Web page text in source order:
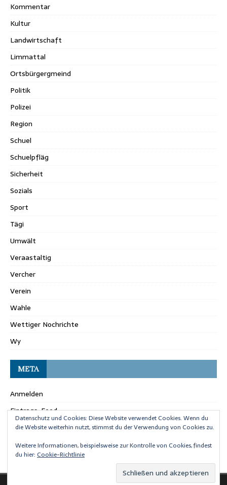
Kommentar
Kultur
Landwirtschaft
Limmattal
Ortsbürgergmeind
Politik
Polizei
Region
Schuel
Schuelpfläg
Sicherheit
Sozials
Sport
Tägi
Umwält
Veraastaltig
Vercher
Verein
Wahle
Wettiger Nochrichte
Wy
META
Anmelden
Eintrags-Feed
Kommentar-Feed
WordPress.org
Datenschutz und Cookies: Diese Website verwendet Cookies. Wenn du
die Website weiterhin nutzt, stimmst du der Verwendung von Cookies zu.
Weitere Informationen, beispielsweise zur Kontrolle von Cookies, findest
du hier: Cookie-Richtlinie